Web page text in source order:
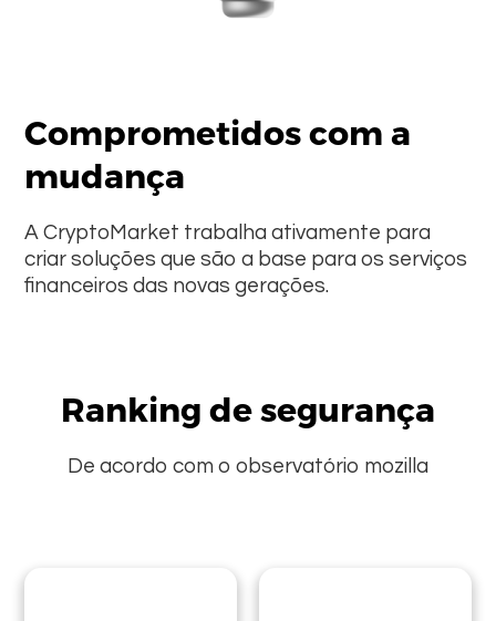
Comprometidos com a
mudança
A CryptoMarket trabalha ativamente para
criar soluções que são a base para os serviços
financeiros das novas gerações.
Ranking de segurança
De acordo com o observatório mozilla